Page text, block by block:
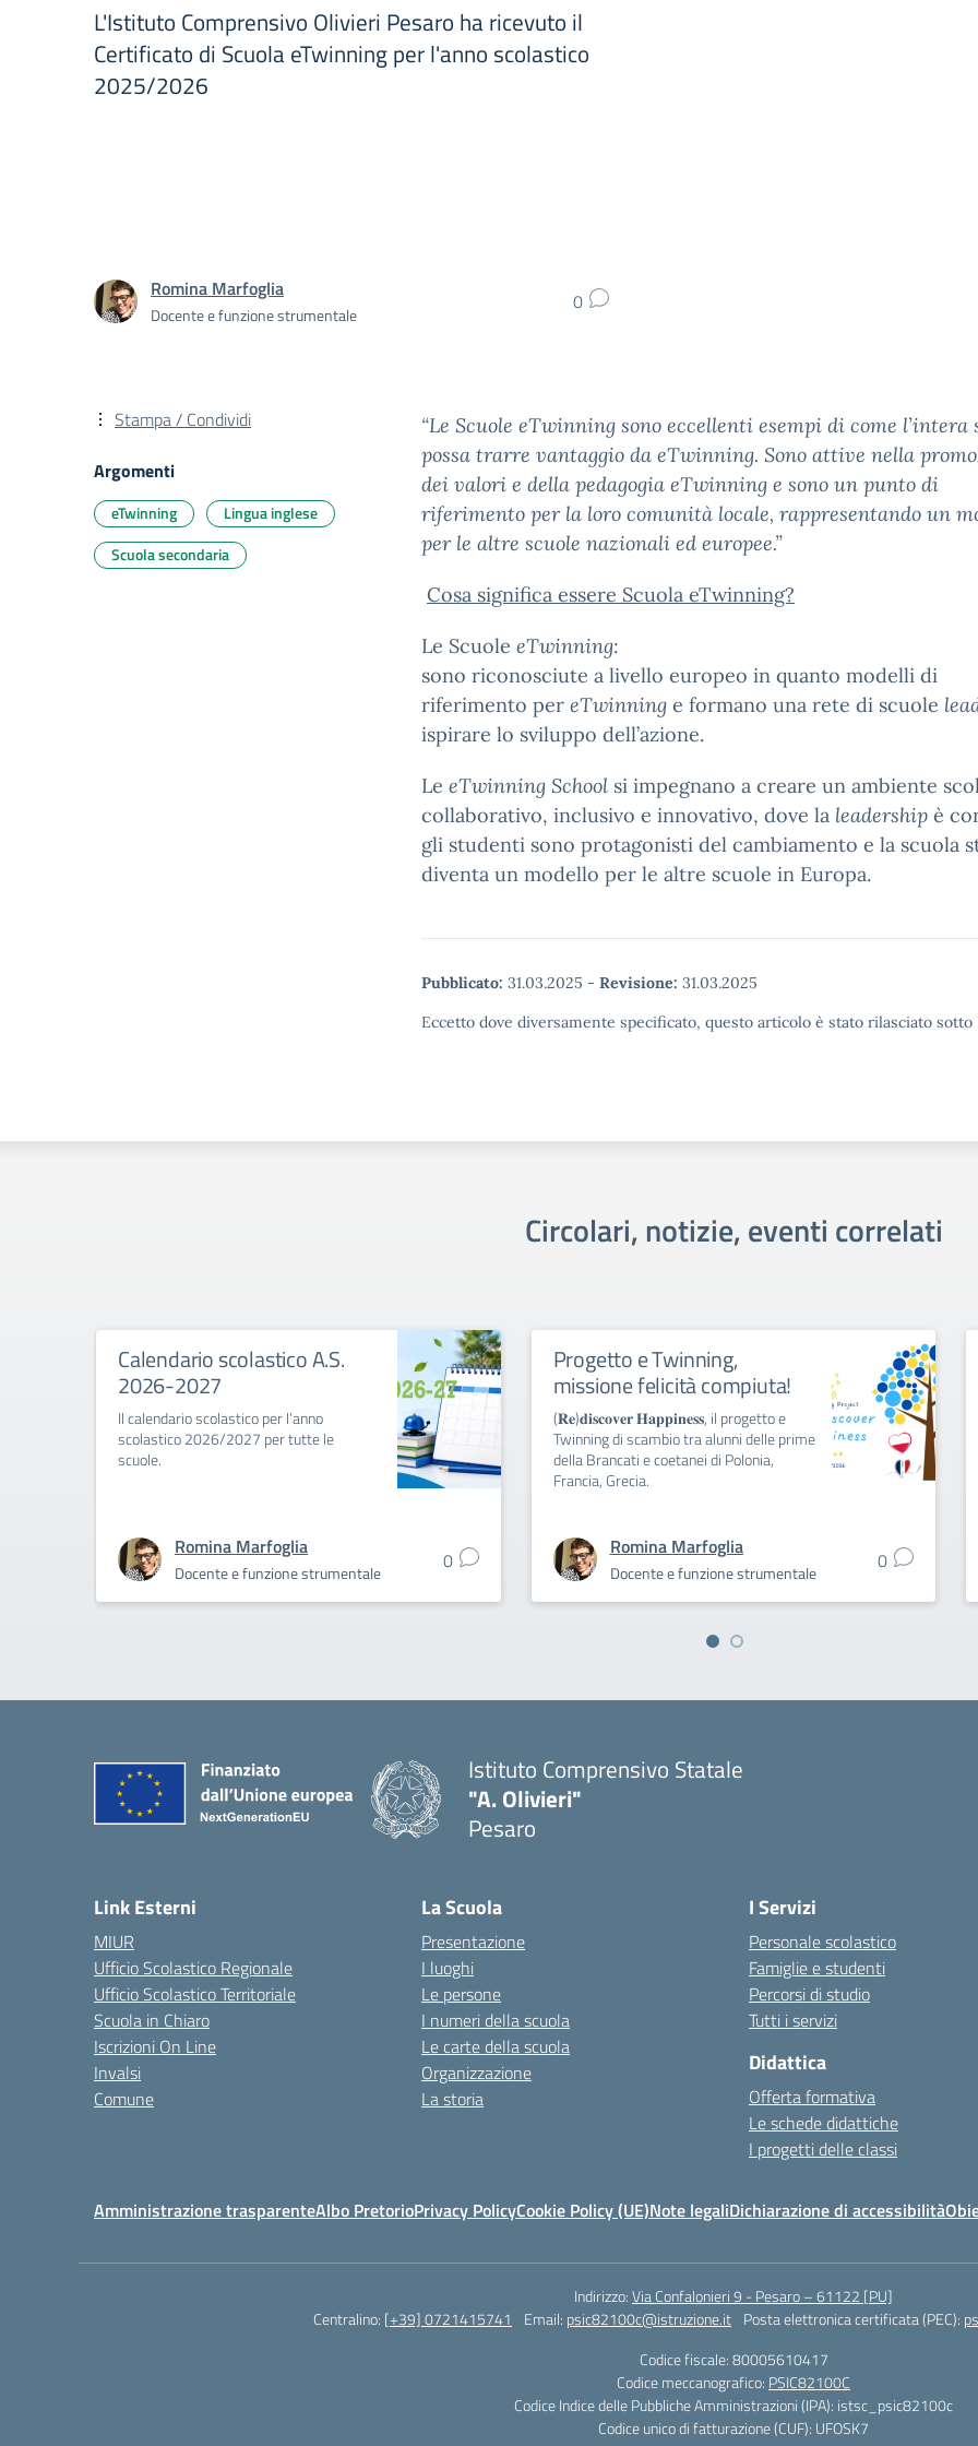
L'Istituto Comprensivo Olivieri Pesaro ha ricevuto il
Certificato di Scuola eTwinning per l'anno scolastico
2025/2026
Romina Marfoglia
Docente e funzione strumentale 0
“Le Scuole eTwinning sono eccellenti esempi di come l’intera
possa trarre vantaggio da eTwinning. Sono attive nella
dei valori e della pedagogia eTwinning e sono un punto di
riferimento per la loro comunità locale, rappresentando un
per le altre scuole nazionali ed europee.”
Cosa significa essere Scuola eTwinning?
Le Scuole eTwinning:
sono riconosciute a livello europeo in quanto modelli di
riferimento per eTwinning e formano una rete di scuole
ispirare lo sviluppo dell’azione.
Le eTwinning School si impegnano a creare un ambiente
collaborativo, inclusivo e innovativo, dove la leadership è
gli studenti sono protagonisti del cambiamento e la scuola
diventa un modello per le altre scuole in Europa.
Pubblicato: 31.03.2025 - Revisione: 31.03.2025
Eccetto dove diversamente specificato, questo articolo è stato rilasciato
Stampa / Condividi
Argomenti
eTwinning
Lingua inglese
Scuola secondaria
Circolari, notizie, eventi correlati
Calendario scolastico A.S.
2026-2027
Il calendario scolastico per l’anno
scolastico 2026/2027 per tutte le
scuole.
Romina Marfoglia
Docente e funzione strumentale 0
Progetto e Twinning,
missione felicità compiuta!
(𝐑𝐞)𝐝𝐢𝐬𝐜𝐨𝐯𝐞𝐫 𝐇𝐚𝐩𝐩𝐢𝐧𝐞𝐬𝐬, il progetto e
Twinning di scambio tra alunni delle prime
della Brancati e coetanei di Polonia,
Francia, Grecia.
Romina Marfoglia
Docente e funzione strumentale 0
Istituto Comprensivo Statale
"A. Olivieri"
Pesaro
Link Esterni
MIUR
Ufficio Scolastico Regionale
Ufficio Scolastico Territoriale
Scuola in Chiaro
Iscrizioni On Line
Invalsi
Comune
La Scuola
Presentazione
I luoghi
Le persone
I numeri della scuola
Le carte della scuola
Organizzazione
La storia
I Servizi
Personale scolastico
Famiglie e studenti
Percorsi di studio
Tutti i servizi
Didattica
Offerta formativa
Le schede didattiche
I progetti delle classi
Amministrazione trasparenteAlbo PretorioPrivacy PolicyCookie Policy (UE)Note legaliDichiarazione di accessibilità
Indirizzo:Via Confalonieri 9 - Pesaro – 61122 [PU]
Centralino: [+39] 0721415741 Email: psic82100c@istruzione.it Posta elettronica certificata (PEC):
Codice fiscale: 80005610417
Codice meccanografico: PSIC82100C
Codice Indice delle Pubbliche Amministrazioni (IPA): istsc_psic82100c
Codice unico di fatturazione (CUF): UFOSK7